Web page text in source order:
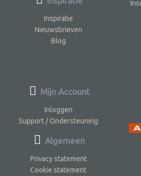
Inspiratie
Nieuwsbrieven
Blog
Mijn Account
Inloggen
Support / Ondersteuning
Algemeen
Privacy statement
Cookie statement